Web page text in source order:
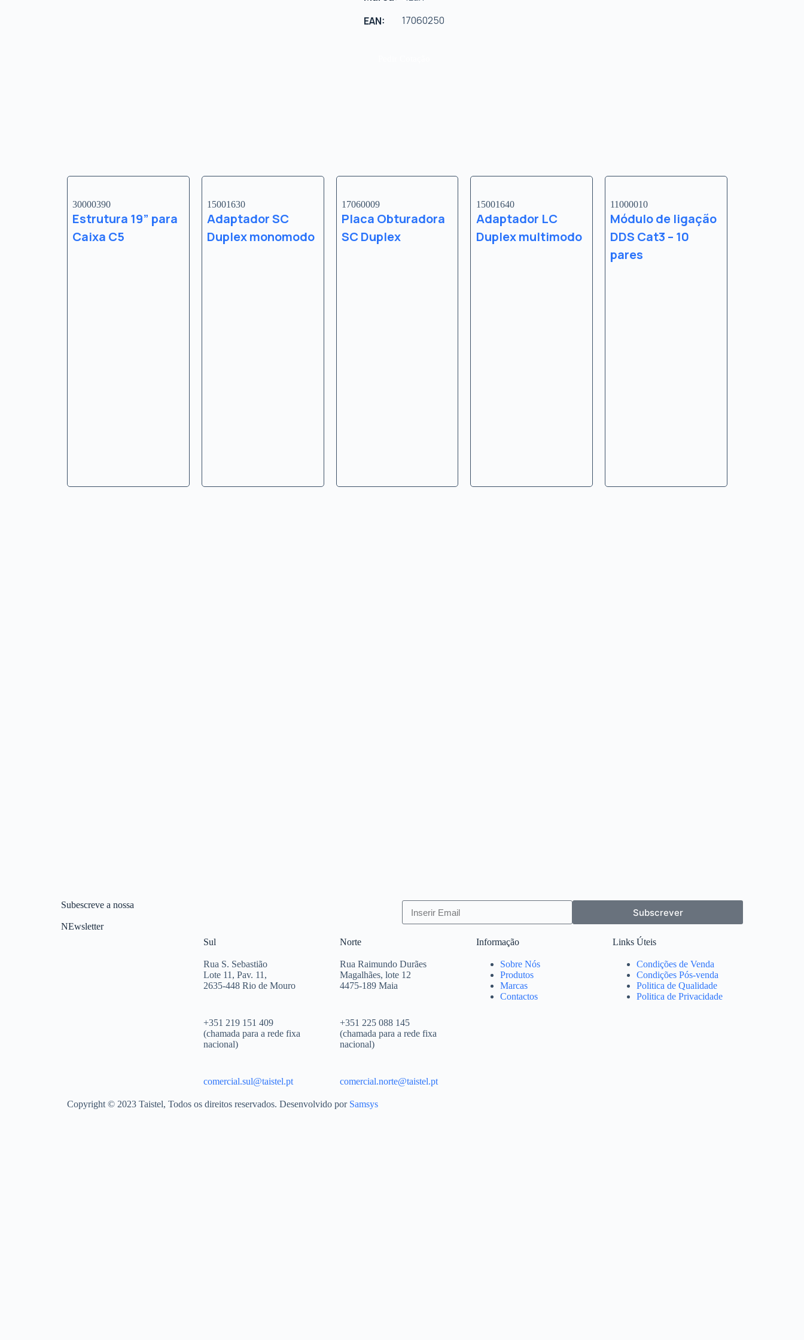
EAN:
17060250
30000390
Estrutura 19” para
Caixa C5
15001630
Adaptador SC
Duplex monomodo
17060009
Placa Obturadora
SC Duplex
15001640
Adaptador LC
Duplex multimodo
11000010
Módulo de ligação
DDS Cat3 – 10
pares
Subescreve a nossa
NEwsletter
Subscrever
Sul
Rua S. Sebastião
Lote 11, Pav. 11,
2635-448 Rio de Mouro
+351 219 151 409
(chamada para a rede fixa
nacional)
comercial.sul@taistel.pt
Norte
Rua Raimundo Durães
Magalhães, lote 12
4475-189 Maia
+351 225 088 145
(chamada para a rede fixa
nacional)
comercial.norte@taistel.pt
Informação
Sobre Nós
Produtos
Marcas
Contactos
Links Úteis
Condições de Venda
Condições Pós-venda
Politica de Qualidade
Politica de Privacidade
Copyright © 2023 Taistel, Todos os direitos reservados. Desenvolvido por Samsys